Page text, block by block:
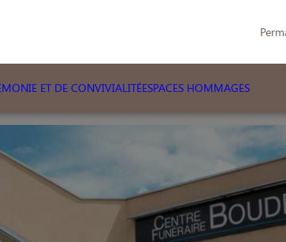
ET DE CONVIVIALITÉESPACES HOMMAGES